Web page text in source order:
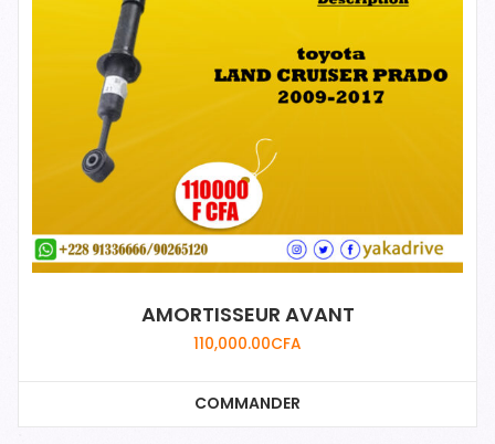
AMORTISSEUR AVANT
110,000.00CFA
COMMANDER